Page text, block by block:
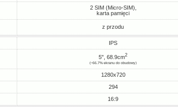
2 SIM (Micro-SIM),
karta pamięci
z przodu
IPS
5", 68.9cm2
(~66.7% ekranu do obudowy)
1280x720
294
16:9